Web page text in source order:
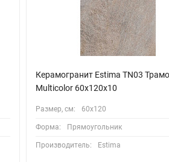
Керамогранит Estima TN03
Multicolor 60x120x10
Размер, см: 60х120
Форма: Прямоугольник
Производитель: Estima